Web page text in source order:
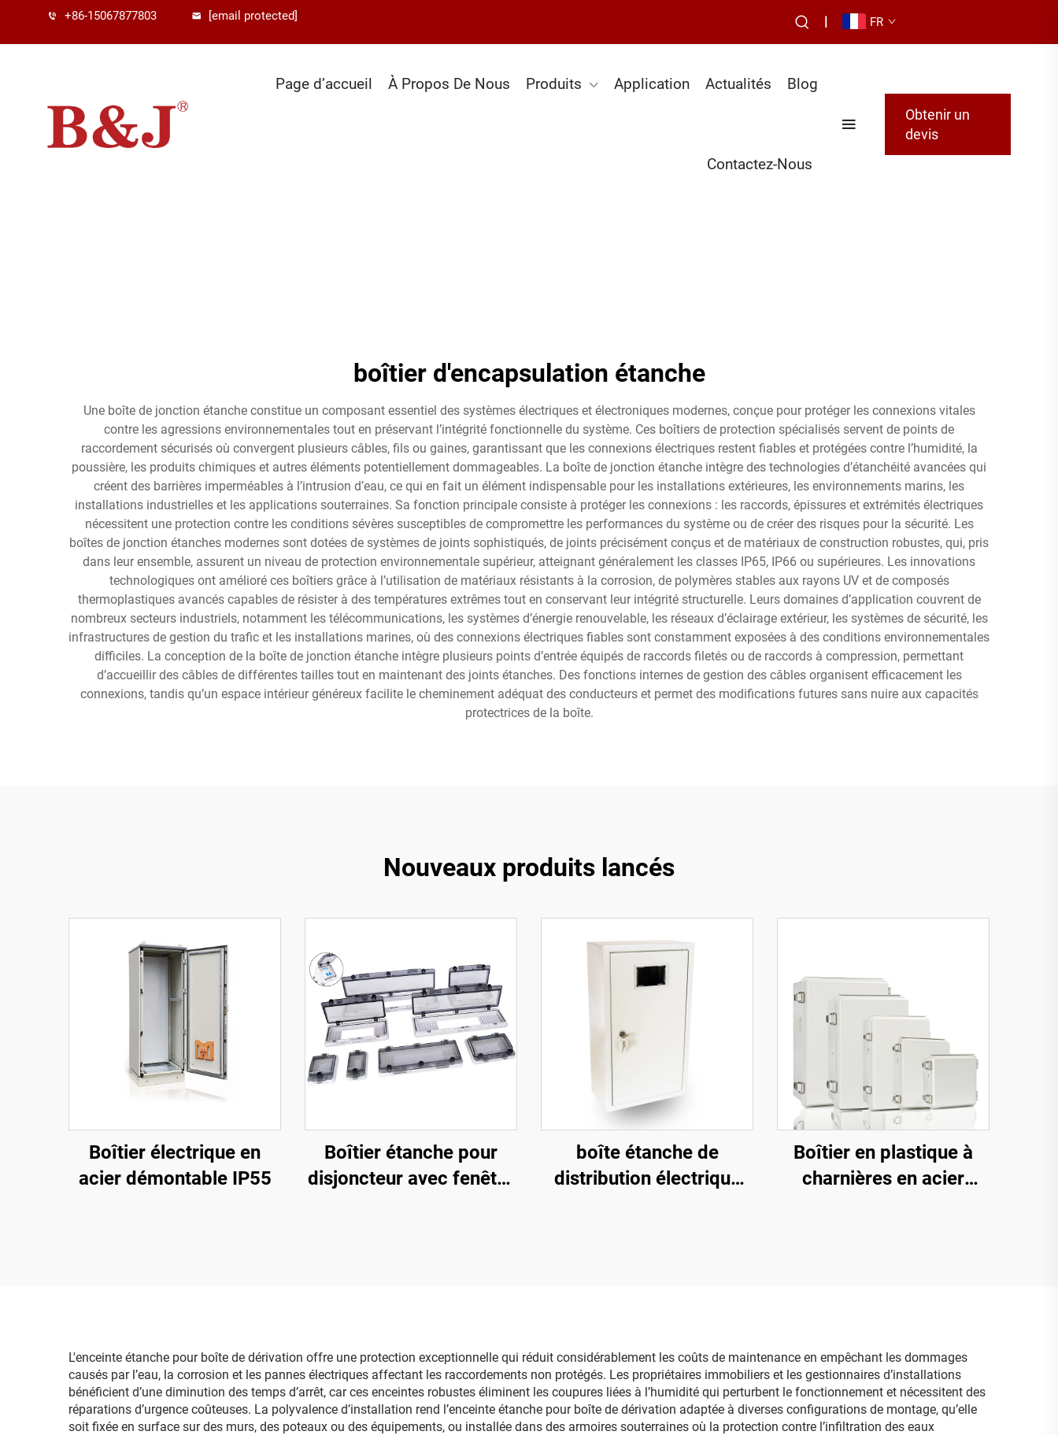
+86-15067877803 [email protected] | FR
Page d’accueil À Propos De Nous Produits Application Actualités Blog
Contactez-Nous
Obtenir un
devis
boîtier d'encapsulation étanche
Une boîte de jonction étanche constitue un composant essentiel des systèmes électriques et électroniques modernes, conçue pour protéger les connexions vitales
contre les agressions environnementales tout en préservant l’intégrité fonctionnelle du système. Ces boîtiers de protection spécialisés servent de points de
raccordement sécurisés où convergent plusieurs câbles, fils ou gaines, garantissant que les connexions électriques restent fiables et protégées contre l’humidité, la
poussière, les produits chimiques et autres éléments potentiellement dommageables. La boîte de jonction étanche intègre des technologies d’étanchéité avancées qui
créent des barrières imperméables à l’intrusion d’eau, ce qui en fait un élément indispensable pour les installations extérieures, les environnements marins, les
installations industrielles et les applications souterraines. Sa fonction principale consiste à protéger les connexions : les raccords, épissures et extrémités électriques
nécessitent une protection contre les conditions sévères susceptibles de compromettre les performances du système ou de créer des risques pour la sécurité. Les
boîtes de jonction étanches modernes sont dotées de systèmes de joints sophistiqués, de joints précisément conçus et de matériaux de construction robustes, qui, pris
dans leur ensemble, assurent un niveau de protection environnementale supérieur, atteignant généralement les classes IP65, IP66 ou supérieures. Les innovations
technologiques ont amélioré ces boîtiers grâce à l’utilisation de matériaux résistants à la corrosion, de polymères stables aux rayons UV et de composés
thermoplastiques avancés capables de résister à des températures extrêmes tout en conservant leur intégrité structurelle. Leurs domaines d’application couvrent de
nombreux secteurs industriels, notamment les télécommunications, les systèmes d’énergie renouvelable, les réseaux d’éclairage extérieur, les systèmes de sécurité, les
infrastructures de gestion du trafic et les installations marines, où des connexions électriques fiables sont constamment exposées à des conditions environnementales
difficiles. La conception de la boîte de jonction étanche intègre plusieurs points d’entrée équipés de raccords filetés ou de raccords à compression, permettant
d’accueillir des câbles de différentes tailles tout en maintenant des joints étanches. Des fonctions internes de gestion des câbles organisent efficacement les
connexions, tandis qu’un espace intérieur généreux facilite le cheminement adéquat des conducteurs et permet des modifications futures sans nuire aux capacités
protectrices de la boîte.
Nouveaux produits lancés
Boîtier électrique en
acier démontable IP55
Boîtier étanche pour
disjoncteur avec fenêtre
boîte étanche de
distribution électrique
Boîtier en plastique à
charnières en acier
L'enceinte étanche pour boîte de dérivation offre une protection exceptionnelle qui réduit considérablement les coûts de maintenance en empêchant les dommages
causés par l’eau, la corrosion et les pannes électriques affectant les raccordements non protégés. Les propriétaires immobiliers et les gestionnaires d’installations
bénéficient d’une diminution des temps d’arrêt, car ces enceintes robustes éliminent les coupures liées à l’humidité qui perturbent le fonctionnement et nécessitent des
réparations d’urgence coûteuses. La polyvalence d’installation rend l’enceinte étanche pour boîte de dérivation adaptée à diverses configurations de montage, qu’elle
soit fixée en surface sur des murs, des poteaux ou des équipements, ou installée dans des armoires souterraines où la protection contre l’infiltration des eaux